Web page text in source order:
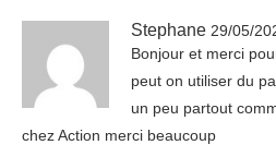
Stephane 29/05/
Bonjour et merci
peut on utiliser du
un peu partout
chez Action merci beaucoup